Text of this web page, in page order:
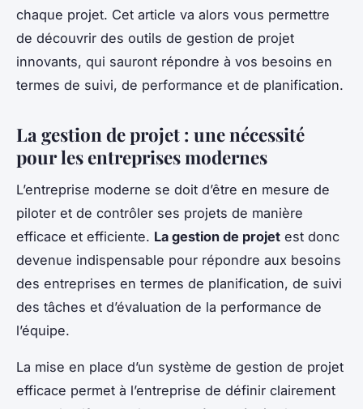
chaque projet. Cet article va alors vous permettre
de découvrir des outils de gestion de projet
innovants, qui sauront répondre à vos besoins en
termes de suivi, de performance et de planification.
La gestion de projet : une nécessité
pour les entreprises modernes
L’entreprise moderne se doit d’être en mesure de
piloter et de contrôler ses projets de manière
efficace et efficiente. La gestion de projet est donc
devenue indispensable pour répondre aux besoins
des entreprises en termes de planification, de suivi
des tâches et d’évaluation de la performance de
l’équipe.
La mise en place d’un système de gestion de projet
efficace permet à l’entreprise de définir clairement